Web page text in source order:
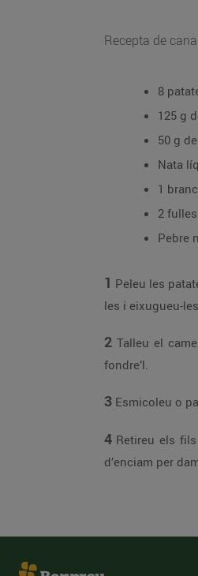
Recepta de
8
125 g
50 g
Nata
1
2
Pebre
1 Peleu les
les i eixugueu-
2 Talleu el
fondre’l.
3 Esmicoleu o
4 Retireu els
d’enciam per